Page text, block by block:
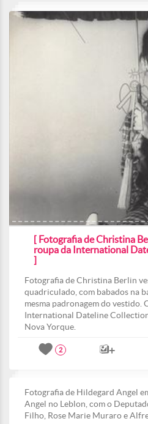
[ Fotografia de Christina
roupa da International
]
Fotografia de Christina Berlin
quadriculado, com babados na
mesma padronagem do vestido.
International Dateline
Nova Yorque.
2
Fotografia de Hildegard Angel
Angel no Leblon, com o
Filho, Rose Marie Muraro e